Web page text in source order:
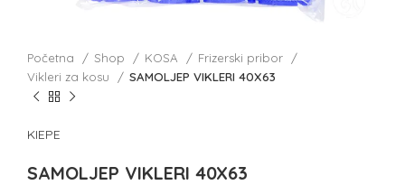
Početna Shop KOSA
Frizerski pribor
Vikleri za kosu
SAMOLJEP VIKLERI 40X63
KIEPE
SAMOLJEP VIKLERI 40X63